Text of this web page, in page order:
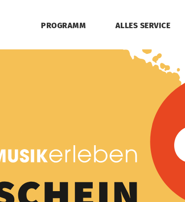
PROGRAMM ALLES SERVICE